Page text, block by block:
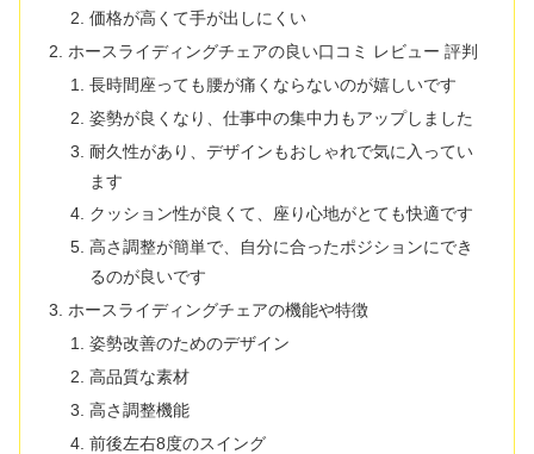
価格が高くて手が出しにくい
ホースライディングチェアの良い口コミ レビュー 評判
長時間座っても腰が痛くならないのが嬉しいです
姿勢が良くなり、仕事中の集中力もアップしました
耐久性があり、デザインもおしゃれで気に入ってい
ます
クッション性が良くて、座り心地がとても快適です
高さ調整が簡単で、自分に合ったポジションにでき
るのが良いです
ホースライディングチェアの機能や特徴
姿勢改善のためのデザイン
高品質な素材
高さ調整機能
前後左右8度のスイング